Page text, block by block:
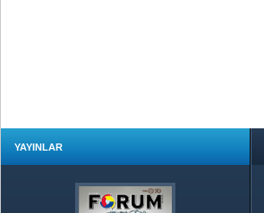
YAYINLAR